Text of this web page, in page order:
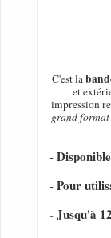
C'est la
et
impression
grand format
-
- Pour
- Jusqu'à